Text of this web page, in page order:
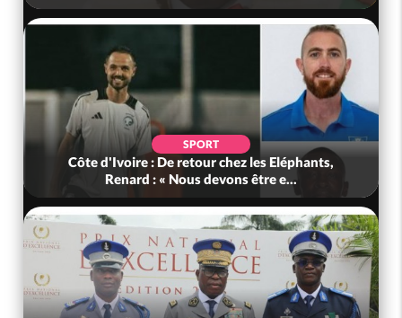
SPORT
Côte d'Ivoire : De retour chez les Eléphants,
Renard : « Nous devons être e...